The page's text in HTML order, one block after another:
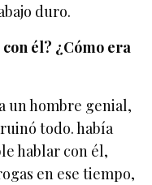
duro.
él? ¿Cómo era
un hombre genial,
todo. había
hablar con él,
en ese tiempo,